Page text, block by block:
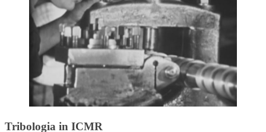
Tribologia in ICMR